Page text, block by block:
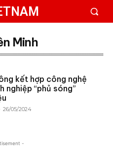
Minh
kết hợp công nghệ
nghiệp “phủ sóng”
26/05/2024
-